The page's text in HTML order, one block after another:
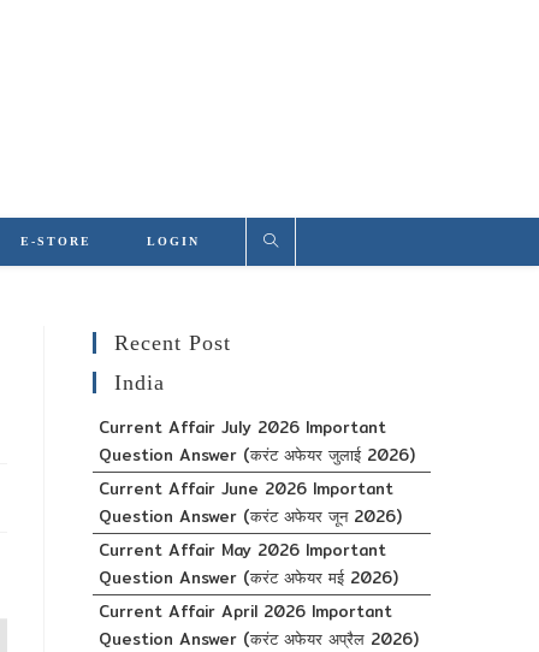
E-STORE LOGIN
Recent Post
India
Current Affair July 2026 Important
Question Answer (करंट अफेयर जुलाई 2026)
Current Affair June 2026 Important
Question Answer (करंट अफेयर जून 2026)
Current Affair May 2026 Important
Question Answer (करंट अफेयर मई 2026)
Current Affair April 2026 Important
Question Answer (करंट अफेयर अप्रैल 2026)